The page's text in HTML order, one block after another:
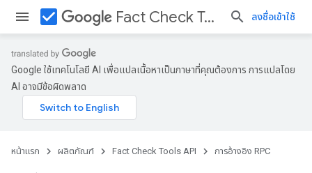
check_box Fact Check Tools API ลงชื่อเข้าใช้
Google ใช้เทคโนโลยี AI เพื่อแปลเนื้อหาเป็นภาษาที่คุณต้องการ การแปลโดย
AI อาจมีข้อผิดพลาด
หน้าแรก ผลิตภัณฑ์ Fact Check Tools API การอ้างอิง RPC